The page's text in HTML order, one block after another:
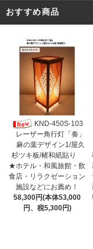
おすすめ商品
KND-450S-103
レーザー角行灯「奏」
麻の葉デザイン1/屋久
杉ツキ板/楮和紙貼り
★ホテル・和風旅館・飲
食店・リラクゼーション
施設などにお薦め！
58,300円(本体53,000
円、税5,300円)